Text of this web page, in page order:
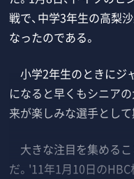
戦で、中学3年生の高梨
なったのである。
小学2年生のときにジ
になると早くもシニア
来が楽しみな選手として
大きな注目を集める
だ。'11年1月10日の